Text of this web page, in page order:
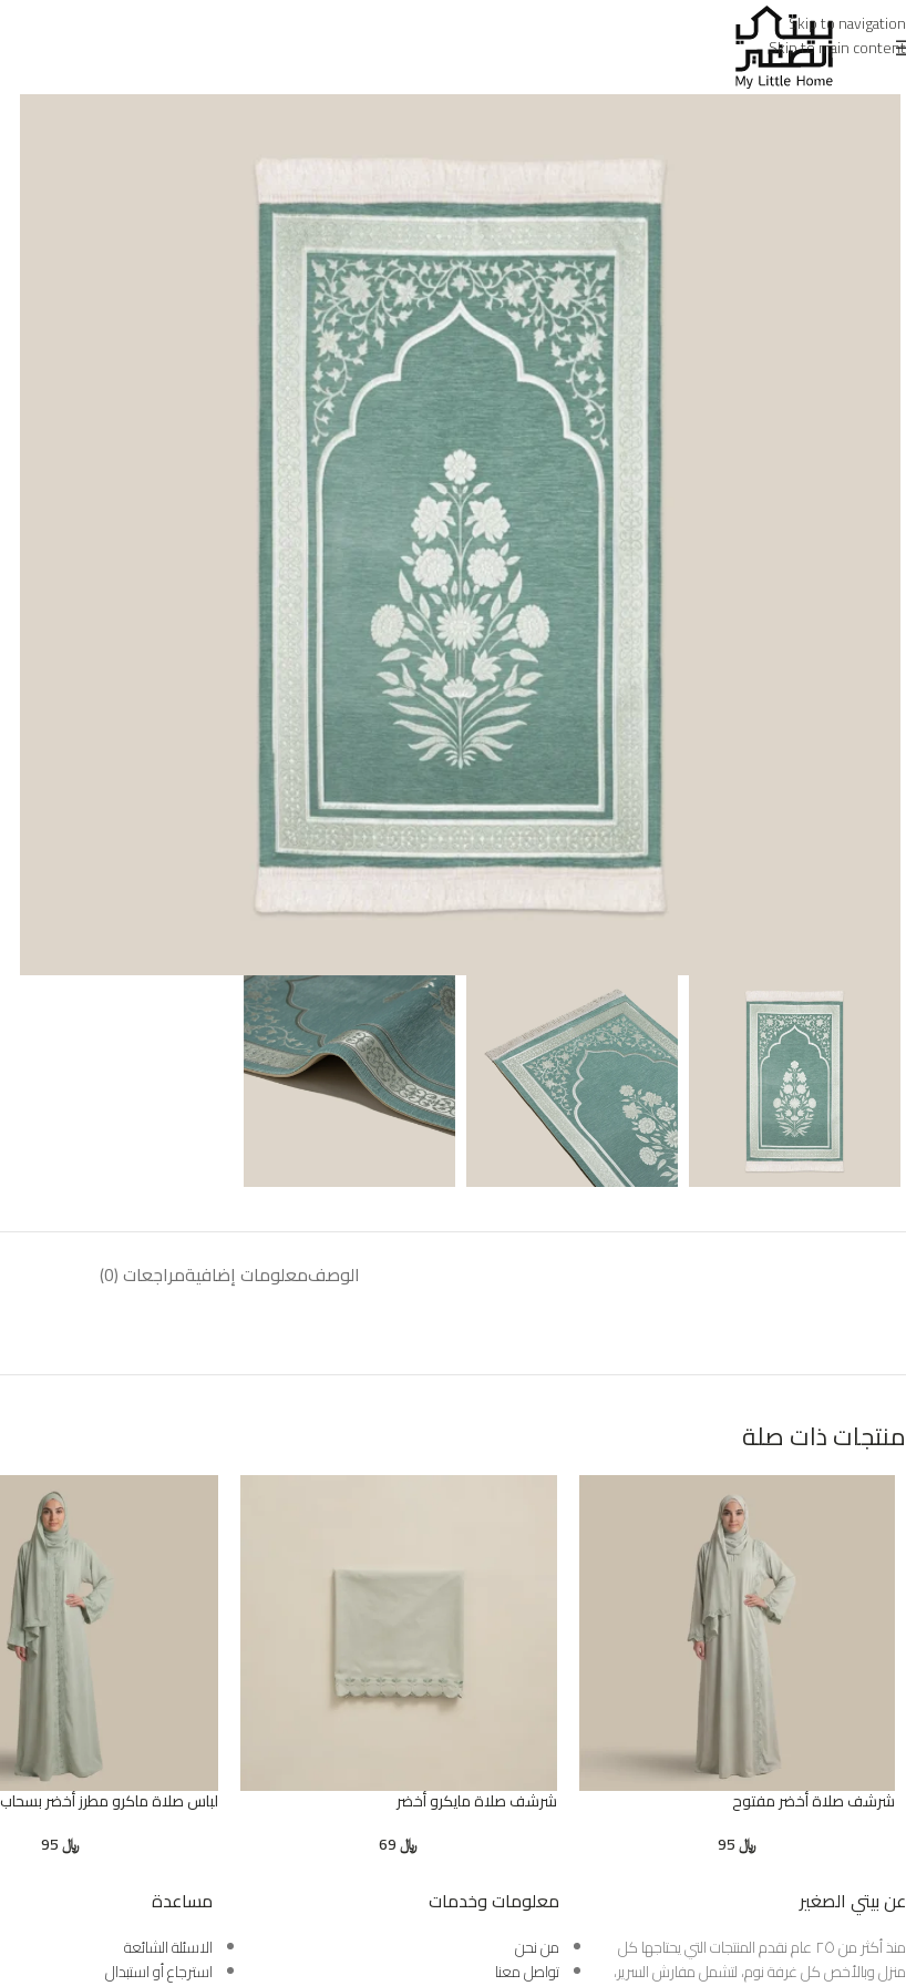
Skip to navigation
Skip to main content
الوصفمعلومات إضافيةمراجعات (0)
منتجات ذات صلة
شرشف صلاة أخضر مفتوح
﷼
شرشف صلاة مايكرو أخضر
﷼69
لباس صلاة ماكرو مطرز أخضر بسحاب
﷼
عن بيتي الصغير
منذ أكثر من ٢٥ عام نقدم المنتجات التي يحتاجها كل
منزل وبالأخص كل غرفة نوم، لتشمل مفارش السرير،
معلومات وخدمات
من نحن
تواصل معنا
مساعدة
الاسئلة الشائعة
استرجاع أو استبدال